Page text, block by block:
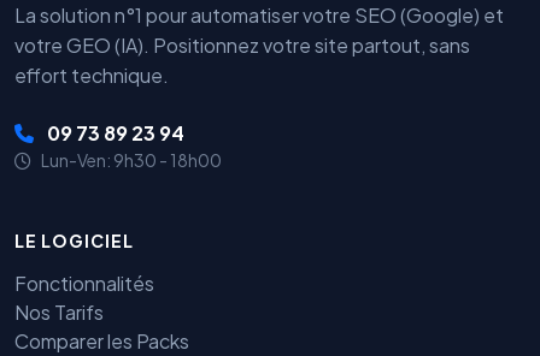
La solution n°1 pour automatiser votre SEO (Google) et
votre GEO (IA). Positionnez votre site partout, sans
effort technique.
09 73 89 23 94
Lun-Ven: 9h30 - 18h00
LE LOGICIEL
Fonctionnalités
Nos Tarifs
Comparer les Packs